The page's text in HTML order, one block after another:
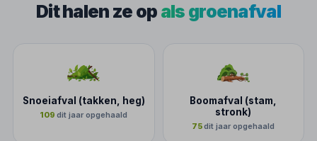
Dit halen ze op als groenafval
Snoeiafval (takken, heg)
109dit jaar opgehaald
Boomafval (stam,
stronk)
75dit jaar opgehaald